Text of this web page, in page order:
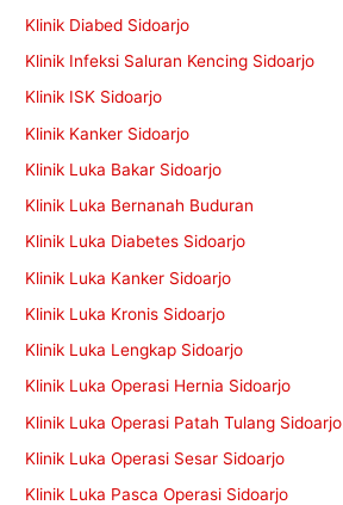
Klinik Diabed Sidoarjo
Klinik Infeksi Saluran Kencing Sidoarjo
Klinik ISK Sidoarjo
Klinik Kanker Sidoarjo
Klinik Luka Bakar Sidoarjo
Klinik Luka Bernanah Buduran
Klinik Luka Diabetes Sidoarjo
Klinik Luka Kanker Sidoarjo
Klinik Luka Kronis Sidoarjo
Klinik Luka Lengkap Sidoarjo
Klinik Luka Operasi Hernia Sidoarjo
Klinik Luka Operasi Patah Tulang Sidoarjo
Klinik Luka Operasi Sesar Sidoarjo
Klinik Luka Pasca Operasi Sidoarjo